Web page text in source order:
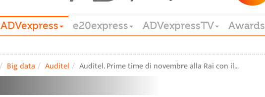
ADVexpress e20express ADVexpressTV Awards
Big data Auditel Auditel. Prime time di novembre alla Rai con il…